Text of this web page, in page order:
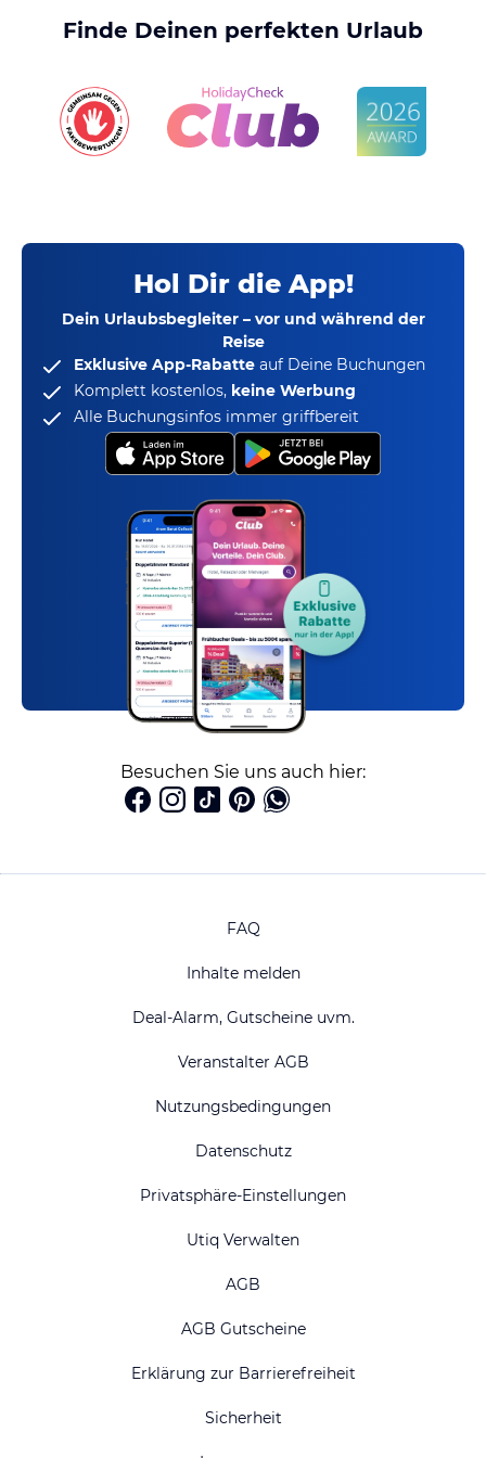
Finde Deinen perfekten Urlaub
Hol Dir die App!
Dein Urlaubsbegleiter – vor und während der
Reise
Exklusive App-Rabatte auf Deine Buchungen
Komplett kostenlos, keine Werbung
Alle Buchungsinfos immer griffbereit
Besuchen Sie uns auch hier:
FAQ
Inhalte melden
Deal-Alarm, Gutscheine uvm.
Veranstalter AGB
Nutzungsbedingungen
Datenschutz
Privatsphäre-Einstellungen
Utiq Verwalten
AGB
AGB Gutscheine
Erklärung zur Barrierefreiheit
Sicherheit